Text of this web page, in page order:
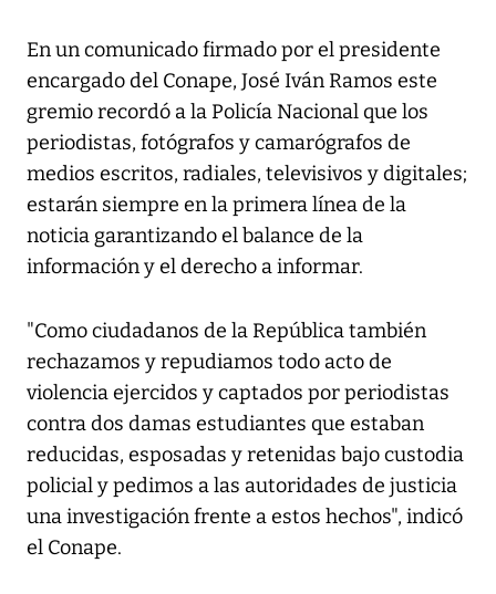
En un comunicado firmado por el presidente
encargado del Conape, José Iván Ramos este
gremio recordó a la Policía Nacional que los
periodistas, fotógrafos y camarógrafos de
medios escritos, radiales, televisivos y digitales;
estarán siempre en la primera línea de la
noticia garantizando el balance de la
información y el derecho a informar.
"Como ciudadanos de la República también
rechazamos y repudiamos todo acto de
violencia ejercidos y captados por periodistas
contra dos damas estudiantes que estaban
reducidas, esposadas y retenidas bajo custodia
policial y pedimos a las autoridades de justicia
una investigación frente a estos hechos", indicó
el Conape.